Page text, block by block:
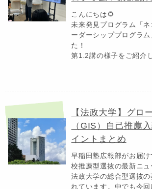
こんにちは🌻
未来発見プログラム「
ーダーシッププログラ
た！
第1.2講の様子をご紹介
【法政大学】グロ
（GIS）自己推薦
イントまとめ
早稲田塾広報部がお届
校推薦型選抜の最新ニュ
法政大学の総合型選抜
れています。中でも今